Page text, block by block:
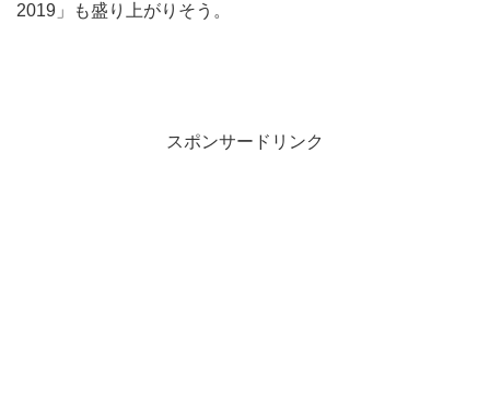
2019」も盛り上がりそう。
スポンサードリンク